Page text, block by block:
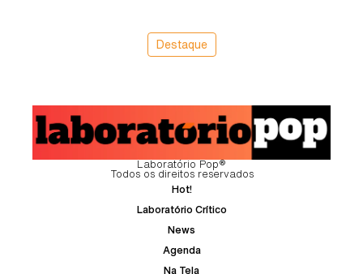
Destaque
Laboratório Pop®
Todos os direitos reservados
Hot!
Laboratório Crítico
News
Agenda
Na Tela